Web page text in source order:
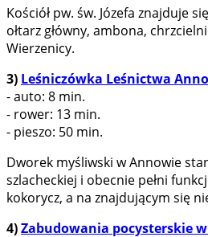
Kościół pw. św. Józefa znajduje
ołtarz główny, ambona,
Wierzenicy.
3) Leśniczówka Leśnictwa
- auto: 8 min.
- rower: 13 min.
- pieszo: 50 min.
Dworek myśliwski w Annowie
szlacheckiej i obecnie pełni
kokorycz, a na znajdującym się
4)Zabudowania pocysterskie